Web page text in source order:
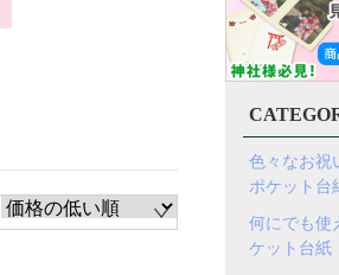
色々なお祝
ポケット台
何にでも使
ケット台紙